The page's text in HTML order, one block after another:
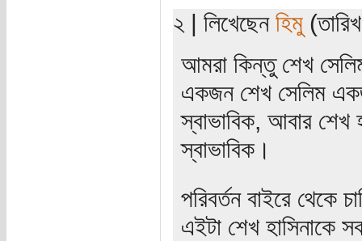
২ | লিখেছেন হিমু
আমরা কিন্তু শেখ
একজন শেখ সেলিম
স্বাভাবিক, আবার শেখ
স্বাভাবিক।
পরিবর্তন বাইরে থেকে
এইটা শেখ হাসিনাকে